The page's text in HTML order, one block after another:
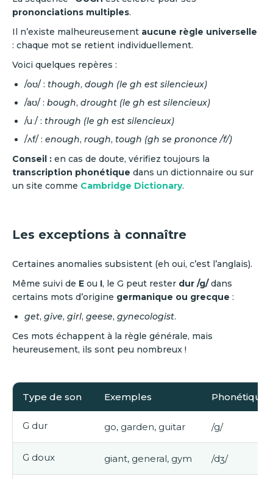
prononciations multiples.
Il n’existe malheureusement aucune règle universelle
: chaque mot se retient individuellement.
Voici quelques repères :
/oʊ/ : though, dough (le gh est silencieux)
/aʊ/ : bough, drought (le gh est silencieux)
/uː/ : through (le gh est silencieux)
/ʌf/ : enough, rough, tough (gh se prononce /f/)
Conseil : en cas de doute, vérifiez toujours la
transcription phonétique dans un dictionnaire ou sur
un site comme Cambridge Dictionary.
Les exceptions à connaître
Certaines anomalies subsistent (eh oui, c’est l’anglais).
Même suivi de E ou I, le G peut rester dur /g/dans
certains mots d’origine germanique ou grecque :
get, give, girl, geese, gynecologist.
Ces mots échappent à la règle générale, mais
heureusement, ils sont peu nombreux !
Type de son Exemples Phonétique
G dur go, garden, guitar /g/
G doux giant, general, gym /dʒ/